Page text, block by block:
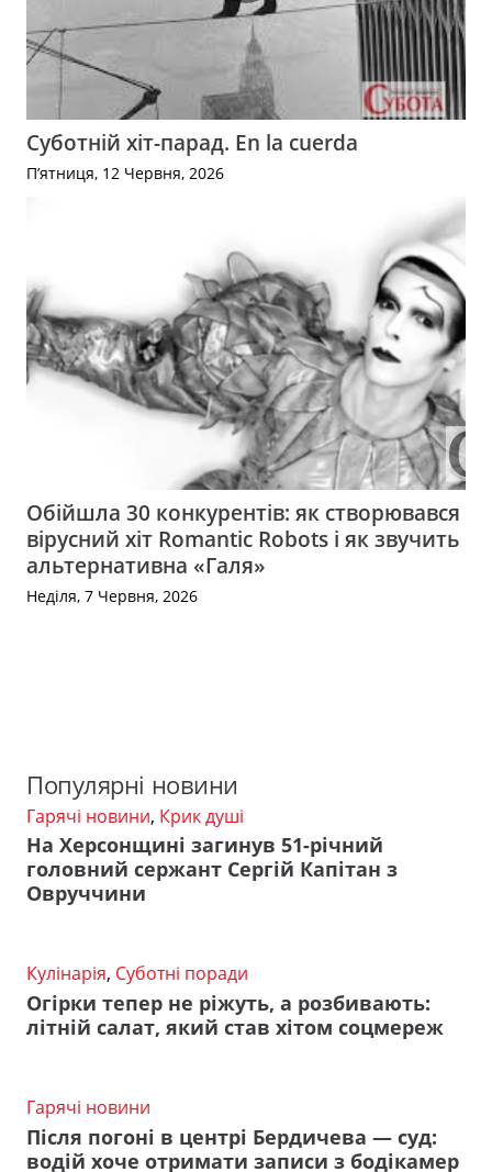
Суботній хіт-парад. En la cuerda
П’ятниця, 12 Червня, 2026
Обійшла 30 конкурентів: як створювався
вірусний хіт Romantic Robots і як звучить
альтернативна «Галя»
Неділя, 7 Червня, 2026
Популярні новини
Гарячі новини, Крик душі
На Херсонщині загинув 51-річний
головний сержант Сергій Капітан з
Овруччини
Кулінарія, Суботні поради
Огірки тепер не ріжуть, а розбивають:
літній салат, який став хітом соцмереж
Гарячі новини
Після погоні в центрі Бердичева — суд:
водій хоче отримати записи з бодікамер